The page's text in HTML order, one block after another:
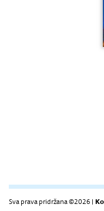
Sva prava pridržana ©2026 |